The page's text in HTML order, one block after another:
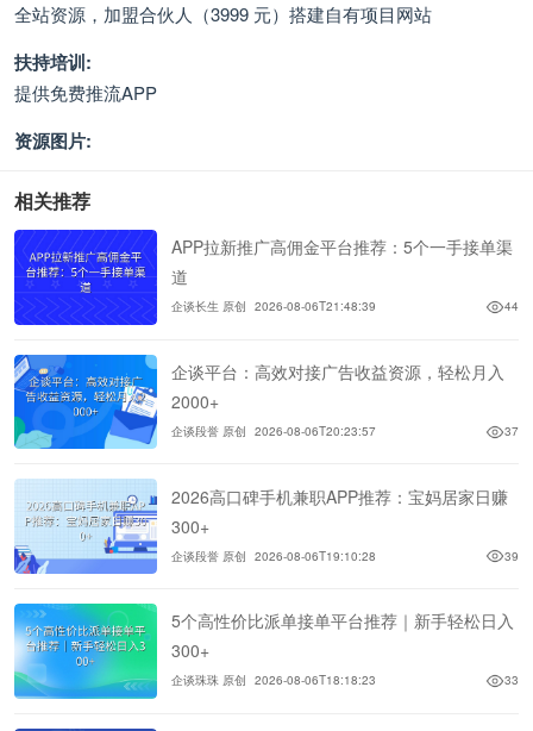
全站资源，加盟合伙人（3999 元）搭建自有项目网站
扶持培训:
提供免费推流APP
资源图片:
相关推荐
APP拉新推广高佣金平台推荐：5个一手接单渠
道
企谈长生 原创 2026-08-06T21:48:39 44
企谈平台：高效对接广告收益资源，轻松月入
2000+
企谈段誉 原创 2026-08-06T20:23:57 37
2026高口碑手机兼职APP推荐：宝妈居家日赚
300+
企谈段誉 原创 2026-08-06T19:10:28 39
5个高性价比派单接单平台推荐｜新手轻松日入
300+
企谈珠珠 原创 2026-08-06T18:18:23 33